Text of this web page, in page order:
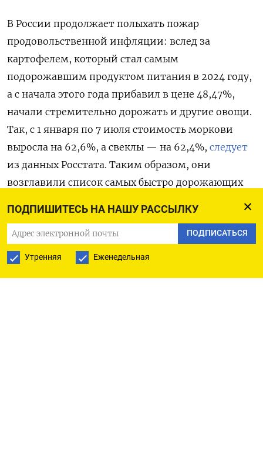
ПОДПИШИТЕСЬ НА НАШУ РАССЫЛКУ
ПОДПИСАТЬСЯ
Утренняя Еженедельная
В России продолжает полыхать пожар
продовольственной инфляции: вслед за
картофелем, который стал самым
подорожавшим продуктом питания в 2024 году,
а с начала этого года прибавил в цене 48,47%,
начали стремительно дорожать и другие овощи.
Так, с 1 января по 7 июля стоимость моркови
выросла на 62,6%, а свеклы — на 62,4%, следует
из данных Росстата. Таким образом, они
возглавили список самых быстро дорожающих
При этом в первую неделю июля свекла
подешевела на 3,8%, в то время как морковь
прибавила в цене 4,5%. В отдельных регионах,